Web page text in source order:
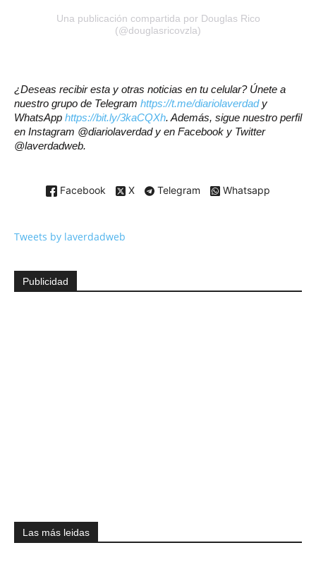
Una publicación compartida por Douglas Rico
(@douglasricovzla)
¿Deseas recibir esta y otras noticias en tu celular? Únete a
nuestro grupo de Telegram https://t.me/diariolaverdady
WhatsApp https://bit.ly/3kaCQXh. Además, sigue nuestro perfil
en Instagram @diariolaverdad y en Facebook y Twitter
@laverdadweb.
Facebook X Telegram Whatsapp
Tweets by laverdadweb
Publicidad
Las más leidas